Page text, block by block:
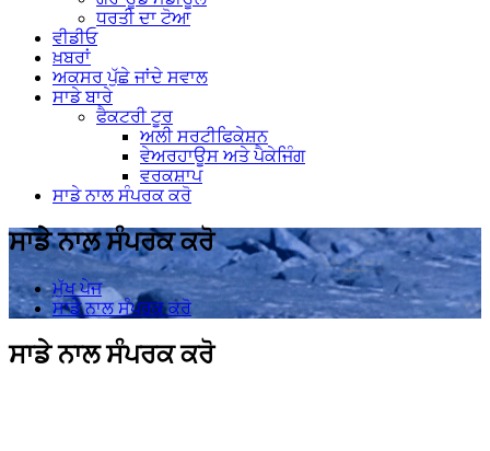
ਧਰਤੀ ਦਾ ਟੋਆ
ਵੀਡੀਓ
ਖ਼ਬਰਾਂ
ਅਕਸਰ ਪੁੱਛੇ ਜਾਂਦੇ ਸਵਾਲ
ਸਾਡੇ ਬਾਰੇ
ਫੈਕਟਰੀ ਟੂਰ
ਅਲੀ ਸਰਟੀਫਿਕੇਸ਼ਨ
ਵੇਅਰਹਾਊਸ ਅਤੇ ਪੈਕੇਜਿੰਗ
ਵਰਕਸ਼ਾਪ
ਸਾਡੇ ਨਾਲ ਸੰਪਰਕ ਕਰੋ
ਸਾਡੇ ਨਾਲ ਸੰਪਰਕ ਕਰੋ
ਮੁੱਖ ਪੇਜ
ਸਾਡੇ ਨਾਲ ਸੰਪਰਕ ਕਰੋ
ਸਾਡੇ ਨਾਲ ਸੰਪਰਕ ਕਰੋ